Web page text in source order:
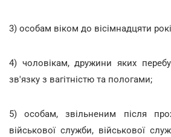
3) особам віком до вісімнадцяти
4) чоловікам, дружини яких
зв'язку з вагітністю та пологами;
5) особам, звільненим після
військової служби, військової